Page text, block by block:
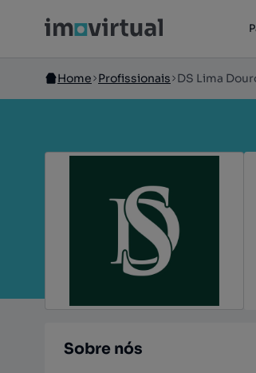
Home Profissionais DS Lima
Sobre nós